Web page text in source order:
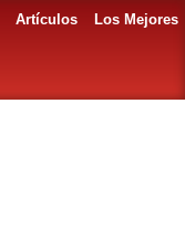
Artículos
Los Mejores